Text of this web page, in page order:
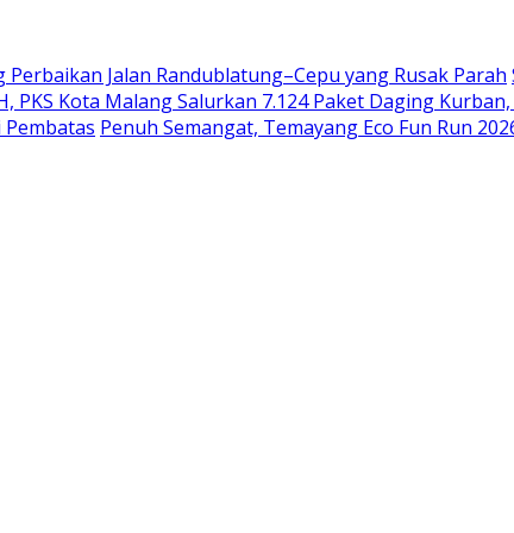
Jalan Randublatung–Cepu yang Rusak Parah
PKS Kota Malang Salurkan 7.124 Paket Daging
Penuh Semangat, Temayang Eco Fun Run